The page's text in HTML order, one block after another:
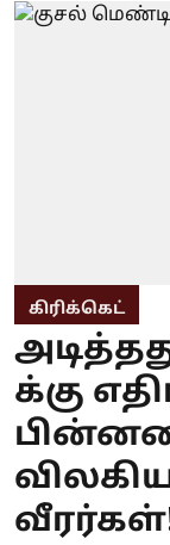
கிரிக்கெட்
க்கு